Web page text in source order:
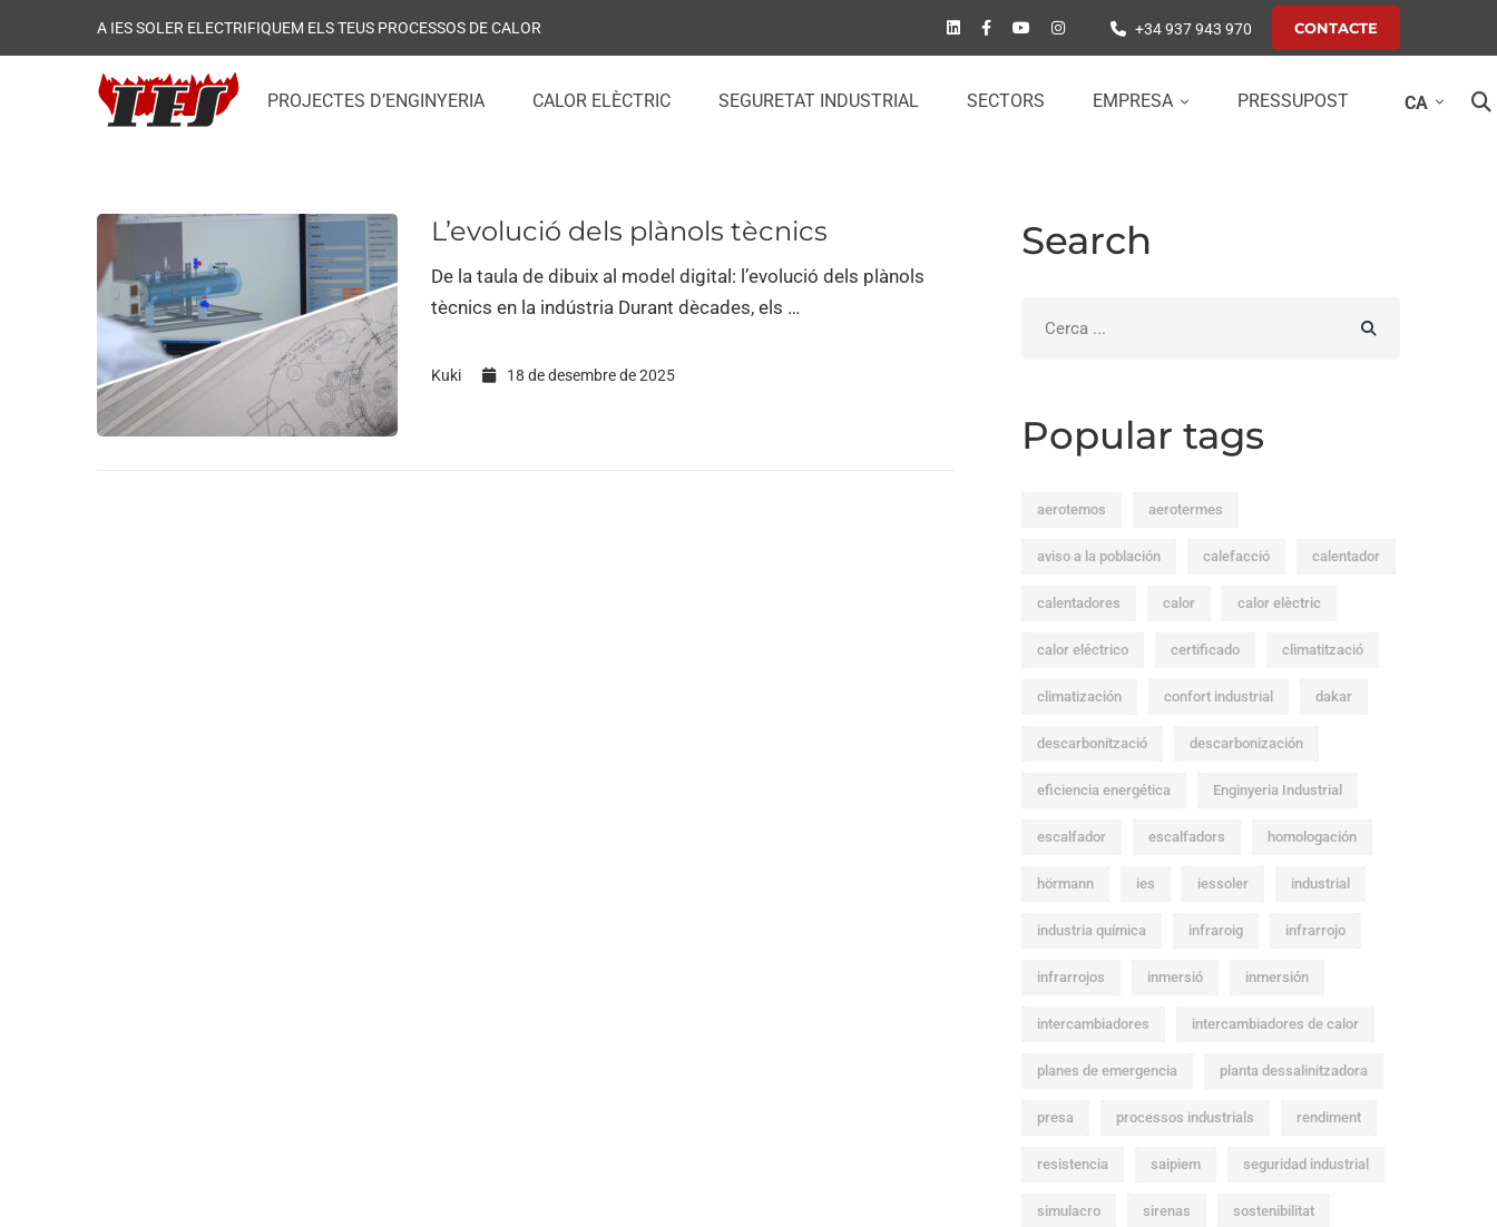
A IES SOLER ELECTRIFIQUEM ELS TEUS PROCESSOS DE CALOR +34 937 943 970 CONTACTE
PROJECTES D’ENGINYERIA CALOR ELÈCTRIC SEGURETAT INDUSTRIAL SECTORS EMPRESA PRESSUPOST CA
L’evolució dels plànols tècnics
De la taula de dibuix al model digital: l’evolució dels plànols
tècnics en la indústria Durant dècades, els …
Kuki 18 de desembre de 2025
Search
Popular tags
aerotemos aerotermes
aviso a la población calefacció calentador
calentadores calor calor elèctric
calor eléctrico certificado climatització
climatización confort industrial dakar
descarbonització descarbonización
eficiencia energética Enginyeria Industrial
escalfador escalfadors homologación
hörmann ies iessoler industrial
industria química infraroig infrarrojo
infrarrojos inmersió inmersión
intercambiadores intercambiadores de calor
planes de emergencia planta dessalinitzadora
presa processos industrials rendiment
resistencia saipiem seguridad industrial
simulacro sirenas sostenibilitat